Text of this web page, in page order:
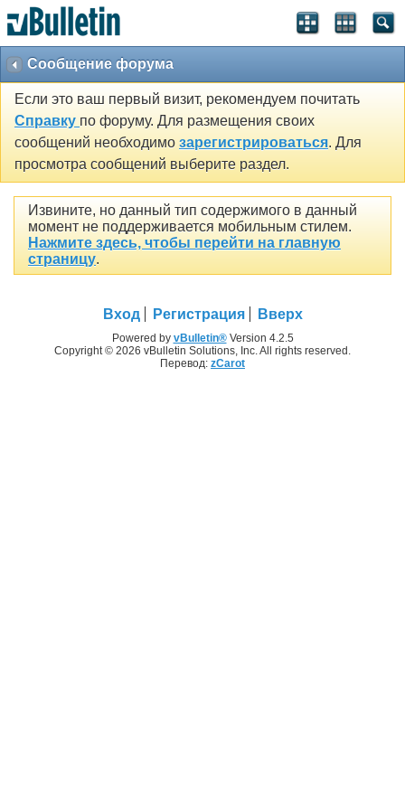
Сообщение форума
Если это ваш первый визит, рекомендуем почитать
Справку по форуму. Для размещения своих
сообщений необходимо зарегистрироваться. Для
просмотра сообщений выберите раздел.
Извините, но данный тип содержимого в данный
момент не поддерживается мобильным стилем.
Нажмите здесь, чтобы перейти на главную
страницу.
Вход Регистрация Вверх
Powered by vBulletin®Version 4.2.5
Copyright © 2026 vBulletin Solutions, Inc. All rights reserved.
Перевод: zCarot